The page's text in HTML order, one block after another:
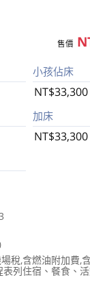
售價
小孩佔床
NT$33,300
加床
NT$33,300
稅,含燃油附加費,
列住宿、餐食、